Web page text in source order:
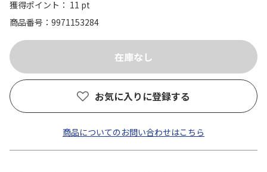
獲得ポイント： 11 pt
商品番号
9971153284
お気に入りに登録する
商品についてのお問い合わせはこちら